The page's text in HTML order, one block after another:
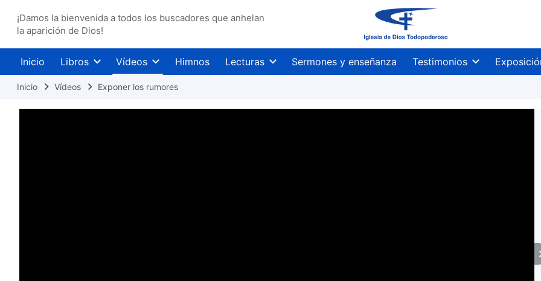
¡Damos la bienvenida a todos los buscadores que anhelan
la aparición de Dios!
Inicio Libros Vídeos Himnos Lecturas Sermones y enseñanza Testimonios
Inicio Vídeos Exponer los rumores